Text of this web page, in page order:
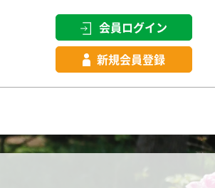
会員ログイン
新規会員登録